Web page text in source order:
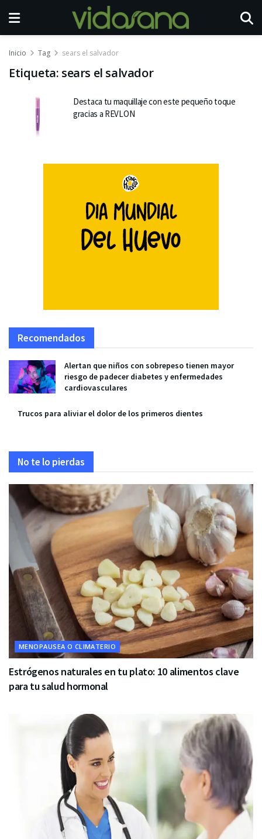
Inicio Tag sears el salvador
Etiqueta: sears el salvador
Destaca tu maquillaje con este pequeño toque
gracias a REVLON
Recomendados
Alertan que niños con sobrepeso tienen mayor
riesgo de padecer diabetes y enfermedades
cardiovasculares
Trucos para aliviar el dolor de los primeros dientes
No te lo pierdas
MENOPAUSEA O CLIMATERIO
Estrógenos naturales en tu plato: 10 alimentos clave
para tu salud hormonal